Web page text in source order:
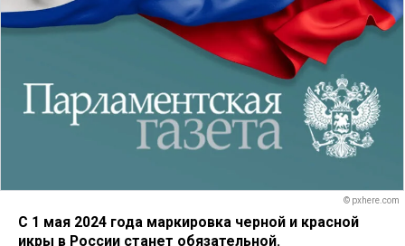
© pxhere.com
С 1 мая 2024 года маркировка черной и красной
икры в России станет обязательной.